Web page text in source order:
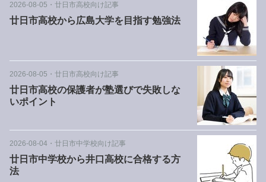
2026-08-05 ・ 廿日市高校向け記事
廿日市高校から広島大学を目指す勉強法
2026-08-05 ・ 廿日市高校向け記事
廿日市高校の保護者が塾選びで失敗しな
いポイント
2026-08-04 ・ 廿日市中学校向け記事
廿日市中学校から井口高校に合格する方
法